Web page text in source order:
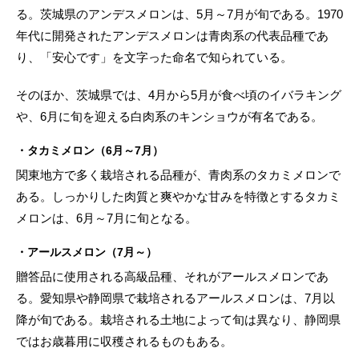
る。茨城県のアンデスメロンは、5月～7月が旬である。1970
年代に開発されたアンデスメロンは青肉系の代表品種であ
り、「安心です」を文字った命名で知られている。
そのほか、茨城県では、4月から5月が食べ頃のイバラキング
や、6月に旬を迎える白肉系のキンショウが有名である。
・タカミメロン（6月～7月）
関東地方で多く栽培される品種が、青肉系のタカミメロンで
ある。しっかりした肉質と爽やかな甘みを特徴とするタカミ
メロンは、6月～7月に旬となる。
・アールスメロン（7月～）
贈答品に使用される高級品種、それがアールスメロンであ
る。愛知県や静岡県で栽培されるアールスメロンは、7月以
降が旬である。栽培される土地によって旬は異なり、静岡県
ではお歳暮用に収穫されるものもある。